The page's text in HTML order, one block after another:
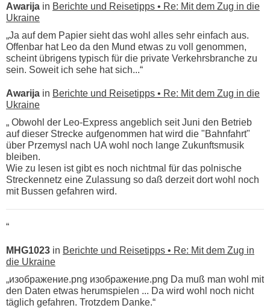
Awarija in Berichte und Reisetipps • Re: Mit dem Zug in die
Ukraine
„Ja auf dem Papier sieht das wohl alles sehr einfach aus.
Offenbar hat Leo da den Mund etwas zu voll genommen,
scheint übrigens typisch für die private Verkehrsbranche zu
sein. Soweit ich sehe hat sich...“
Awarija in Berichte und Reisetipps • Re: Mit dem Zug in die
Ukraine
„ Obwohl der Leo-Express angeblich seit Juni den Betrieb
auf dieser Strecke aufgenommen hat wird die "Bahnfahrt"
über Przemysl nach UA wohl noch lange Zukunftsmusik
bleiben.
Wie zu lesen ist gibt es noch nichtmal für das polnische
Streckennetz eine Zulassung so daß derzeit dort wohl noch
mit Bussen gefahren wird.
“
MHG1023 in Berichte und Reisetipps • Re: Mit dem Zug in
die Ukraine
„изображение.png изображение.png Da muß man wohl mit
den Daten etwas herumspielen ... Da wird wohl noch nicht
täglich gefahren. Trotzdem Danke.“